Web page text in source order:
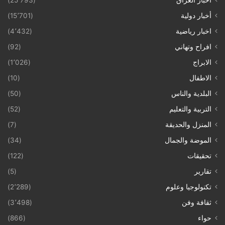
أخبار دولية
(15٬701)
اخبار رياضية
(4٬432)
افراح وتهاني
(92)
الابراج
(1٬026)
الاطفال
(10)
البلدية والناس
(50)
التربية والتعليم
(52)
المنزل والحديقة
(7)
الموضة والجمال
(34)
تحقيقات
(122)
تقارير
(5)
تكنولوجيا وعلوم
(2٬289)
ثقافة وفن
(3٬498)
حواء
(866)